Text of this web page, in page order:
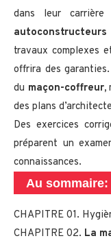
dans leur carrière
autoconstructeurs
travaux complexes
offrira des
du maçon-coffreur,
des plans
Des exercices
préparent un
connaissances.
Au sommaire:
CHAPITRE 01.
CHAPITRE 02. La